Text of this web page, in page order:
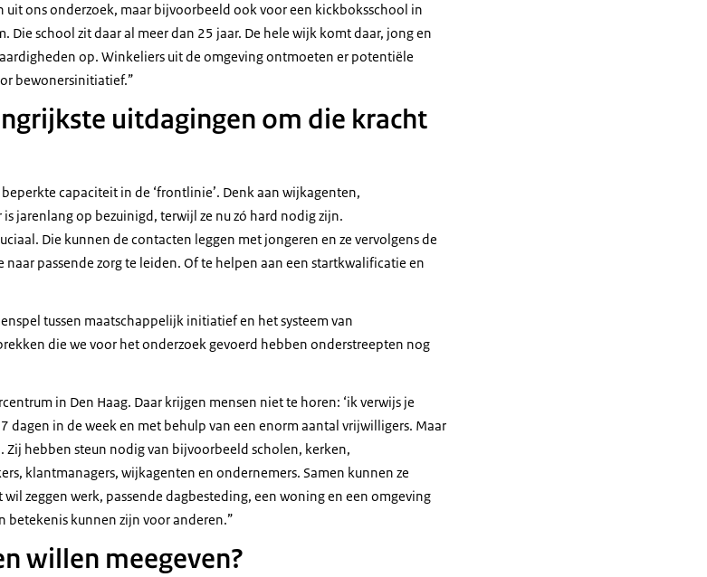
ons onderzoek, maar bijvoorbeeld ook voor een kickboksschool in
Die school zit daar al meer dan 25 jaar. De hele wijk komt daar, jong en
op. Winkeliers uit de omgeving ontmoeten er potentiële
bewonersinitiatief.”
uitdagingen om die kracht
capaciteit in de ‘frontlinie’. Denk aan wijkagenten,
jarenlang op bezuinigd, terwijl ze nu zó hard nodig zijn.
Die kunnen de contacten leggen met jongeren en ze vervolgens de
passende zorg te leiden. Of te helpen aan een startkwalificatie en
tussen maatschappelijk initiatief en het systeem van
die we voor het onderzoek gevoerd hebben onderstreepten nog
in Den Haag. Daar krijgen mensen niet te horen: ‘ik verwijs je
dagen in de week en met behulp van een enorm aantal vrijwilligers. Maar
hebben steun nodig van bijvoorbeeld scholen, kerken,
klantmanagers, wijkagenten en ondernemers. Samen kunnen ze
zeggen werk, passende dagbesteding, een woning en een omgeving
betekenis kunnen zijn voor anderen.”
willen meegeven?